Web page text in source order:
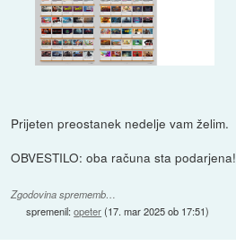
Prijeten preostanek nedelje vam želim.
OBVESTILO: oba računa sta podarjena!
Zgodovina sprememb…
spremenil:opeter(17. mar 2025 ob 17:51)